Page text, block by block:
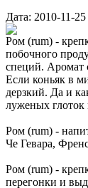
Дата: 2010-11-
Ром (rum) -
побочного
специй. Аромат
Если коньяк в
дерзкий. Да и
луженых
Ром (rum) -
Че Гевара,
Ром (rum) -
перегонки и